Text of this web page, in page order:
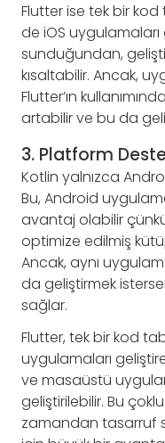
Flutter ise tek bir
de iOS
sunduğundan,
kısaltabilir. Ancak,
Flutter’ın
artabilir ve bu da
3. Platform
Kotlin yalnızca
Bu, Android
avantaj olabilir
optimize edilmiş
Ancak, aynı
da geliştirmek
sağlar.
Flutter, tek bir kod
uygulamaları
ve masaüstü
geliştirilebilir. Bu
zamandan tasarruf